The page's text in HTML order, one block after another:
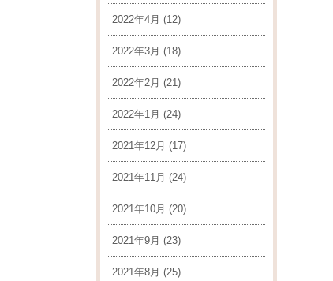
2022年4月 (12)
2022年3月 (18)
2022年2月 (21)
2022年1月 (24)
2021年12月 (17)
2021年11月 (24)
2021年10月 (20)
2021年9月 (23)
2021年8月 (25)